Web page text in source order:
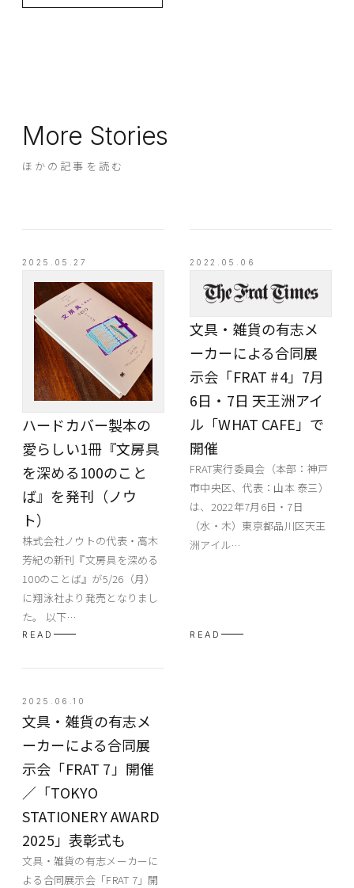
ABOUT
CONTACT
More Stories
ほかの記事を読む
2025.05.27
ハードカバー製本の
愛らしい1冊『文房具
を深める100のこと
ば』を発刊（ノウ
ト）
株式会社ノウトの代表・高木
芳紀の新刊『文房具を深める
100のことば』が5/26（月）
に翔泳社より発売となりまし
た。 以下…
READ
2022.05.06
文具・雑貨の有志メ
ーカーによる合同展
示会「FRAT #4」7月
6日・7日 天王洲アイ
ル「WHAT CAFE」で
開催
FRAT実行委員会（本部：神戸
市中央区、代表：山本 泰三）
は、2022年7月6日・7日
（水・木）東京都品川区天王
洲アイル…
READ
2025.06.10
文具・雑貨の有志メ
ーカーによる合同展
示会「FRAT 7」開催
／「TOKYO
STATIONERY AWARD
2025」表彰式も
文具・雑貨の有志メーカーに
よる合同展示会「FRAT 7」開